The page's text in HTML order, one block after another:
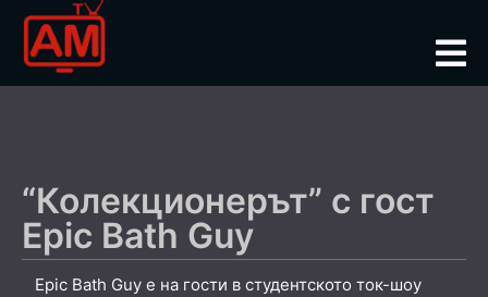
“Колекционерът” с гост
Epic Bath Guy
Epic Bath Guy е на гости в студентското ток-шоу